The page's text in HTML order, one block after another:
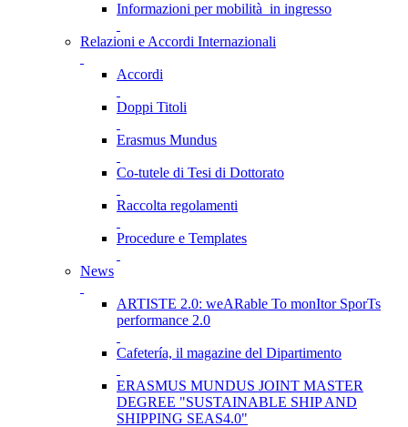
Informazioni per mobilità in ingresso
Relazioni e Accordi Internazionali
Accordi
Doppi Titoli
Erasmus Mundus
Co-tutele di Tesi di Dottorato
Raccolta regolamenti
Procedure e Templates
News
ARTISTE 2.0: weARable To monItor SporTs
performance 2.0
Cafetería, il magazine del Dipartimento
ERASMUS MUNDUS JOINT MASTER
DEGREE "SUSTAINABLE SHIP AND
SHIPPING SEAS4.0"